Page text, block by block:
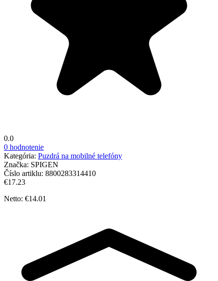
0.0
0 hodnotenie
Kategória: Puzdrá na mobilné telefóny
Značka: SPIGEN
Číslo artiklu: 8800283314410
€17.23
Netto: €14.01